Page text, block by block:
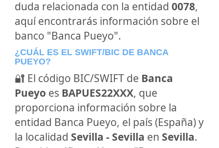
duda relacionada con la entidad 0078,
aquí encontrarás información sobre el
banco "Banca Pueyo".
¿CUÁL ES EL SWIFT/BIC DE BANCA
PUEYO?
🔐 El código BIC/SWIFT de Banca
Pueyo es BAPUES22XXX, que
proporciona información sobre la
entidad Banca Pueyo, el país (España) y
la localidad Sevilla - Sevilla en Sevilla.